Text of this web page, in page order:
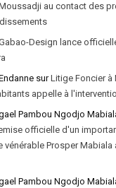
au contact des
Design lance
surLitige Foncier à
appelle à
Pambou Ngodjo
officielle d'un
vénérable Prosper
Pambou Ngodjo